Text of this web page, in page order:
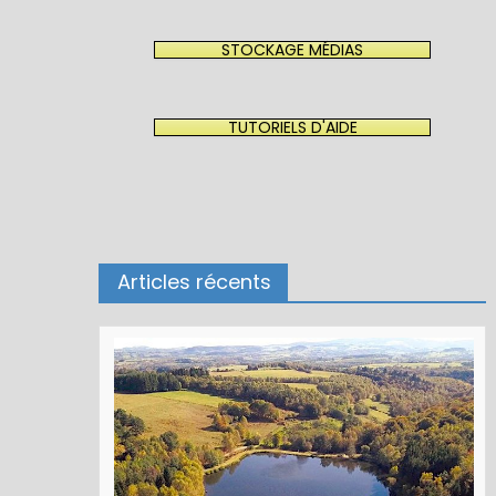
STOCKAGE MÉDIAS
TUTORIELS D'AIDE
Articles récents